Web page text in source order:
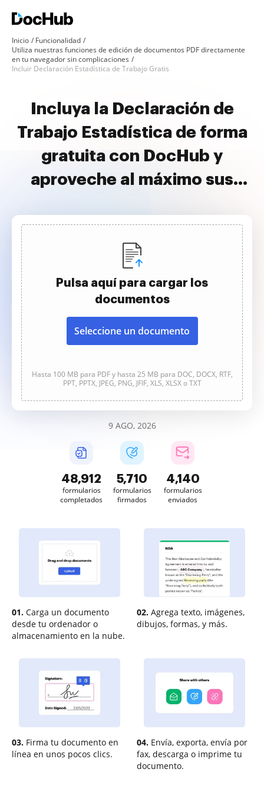
Inicio
Funcionalidad
Utiliza nuestras funciones de edición de documentos PDF directamente
en tu navegador sin complicaciones
Incluir Declaración Estadística de Trabajo Gratis
Incluya la Declaración de
Trabajo Estadística de forma
gratuita con DocHub y
aproveche al máximo sus
Pulsa aquí para cargar los
documentos
Seleccione un documento
Hasta 100 MB para PDF y hasta 25 MB para DOC, DOCX, RTF,
PPT, PPTX, JPEG, PNG, JFIF, XLS, XLSX o TXT
9 AGO, 2026
48,912
formularios
completados
5,710
formularios
firmados
4,140
formularios
enviados
01. Carga un documento
desde tu ordenador o
almacenamiento en la nube.
02. Agrega texto, imágenes,
dibujos, formas, y más.
03. Firma tu documento en
línea en unos pocos clics.
04. Envía, exporta, envía por
fax, descarga o imprime tu
documento.